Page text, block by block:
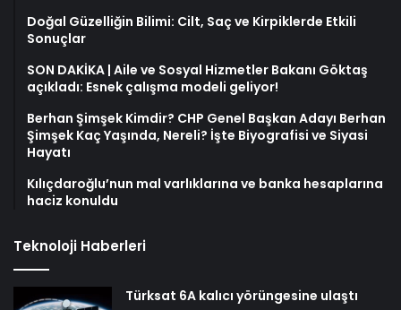
Doğal Güzelliğin Bilimi: Cilt, Saç ve Kirpiklerde Etkili
Sonuçlar
SON DAKİKA | Aile ve Sosyal Hizmetler Bakanı Göktaş
açıkladı: Esnek çalışma modeli geliyor!
Berhan Şimşek Kimdir? CHP Genel Başkan Adayı Berhan
Şimşek Kaç Yaşında, Nereli? İşte Biyografisi ve Siyasi
Hayatı
Kılıçdaroğlu’nun mal varlıklarına ve banka hesaplarına
haciz konuldu
Teknoloji Haberleri
Türksat 6A kalıcı yörüngesine ulaştı